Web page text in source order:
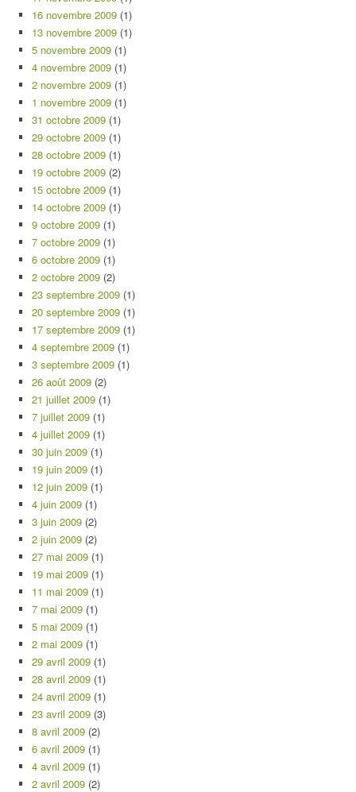
16 novembre 2009 (1)
13 novembre 2009 (1)
5 novembre 2009 (1)
4 novembre 2009 (1)
2 novembre 2009 (1)
1 novembre 2009 (1)
31 octobre 2009 (1)
29 octobre 2009 (1)
28 octobre 2009 (1)
19 octobre 2009 (2)
15 octobre 2009 (1)
14 octobre 2009 (1)
9 octobre 2009 (1)
7 octobre 2009 (1)
6 octobre 2009 (1)
2 octobre 2009 (2)
23 septembre 2009 (1)
20 septembre 2009 (1)
17 septembre 2009 (1)
4 septembre 2009 (1)
3 septembre 2009 (1)
26 août 2009 (2)
21 juillet 2009 (1)
7 juillet 2009 (1)
4 juillet 2009 (1)
30 juin 2009 (1)
19 juin 2009 (1)
12 juin 2009 (1)
4 juin 2009 (1)
3 juin 2009 (2)
2 juin 2009 (2)
27 mai 2009 (1)
19 mai 2009 (1)
11 mai 2009 (1)
7 mai 2009 (1)
5 mai 2009 (1)
2 mai 2009 (1)
29 avril 2009 (1)
28 avril 2009 (1)
24 avril 2009 (1)
23 avril 2009 (3)
8 avril 2009 (2)
6 avril 2009 (1)
4 avril 2009 (1)
2 avril 2009 (2)